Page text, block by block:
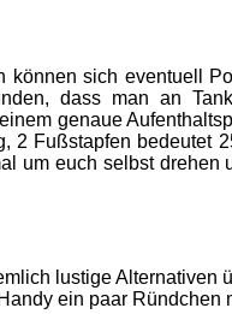
sich eventuell
dass man an
genaue
Fußstapfen bedeutet
um euch selbst
lustige Alternativen
ein paar